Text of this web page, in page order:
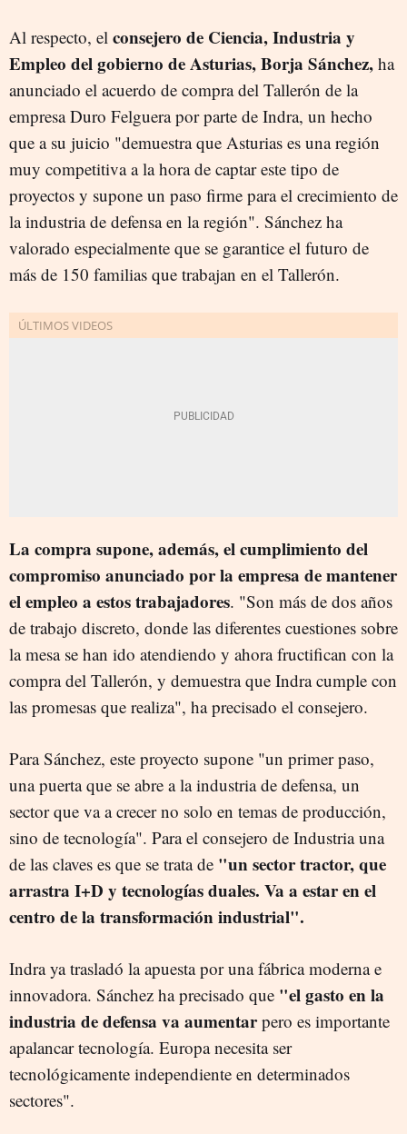
Al respecto, el consejero de Ciencia, Industria y
Empleo del gobierno de Asturias, Borja Sánchez, ha
anunciado el acuerdo de compra del Tallerón de la
empresa Duro Felguera por parte de Indra, un hecho
que a su juicio "demuestra que Asturias es una región
muy competitiva a la hora de captar este tipo de
proyectos y supone un paso firme para el crecimiento de
la industria de defensa en la región". Sánchez ha
valorado especialmente que se garantice el futuro de
más de 150 familias que trabajan en el Tallerón.
La compra supone, además, el cumplimiento del
compromiso anunciado por la empresa de mantener
el empleo a estos trabajadores. "Son más de dos años
de trabajo discreto, donde las diferentes cuestiones sobre
la mesa se han ido atendiendo y ahora fructifican con la
compra del Tallerón, y demuestra que Indra cumple con
las promesas que realiza", ha precisado el consejero.
Para Sánchez, este proyecto supone "un primer paso,
una puerta que se abre a la industria de defensa, un
sector que va a crecer no solo en temas de producción,
sino de tecnología". Para el consejero de Industria una
de las claves es que se trata de "un sector tractor, que
arrastra I+D y tecnologías duales. Va a estar en el
centro de la transformación industrial".
Indra ya trasladó la apuesta por una fábrica moderna e
innovadora. Sánchez ha precisado que "el gasto en la
industria de defensa va aumentarpero es importante
apalancar tecnología. Europa necesita ser
tecnológicamente independiente en determinados
sectores".